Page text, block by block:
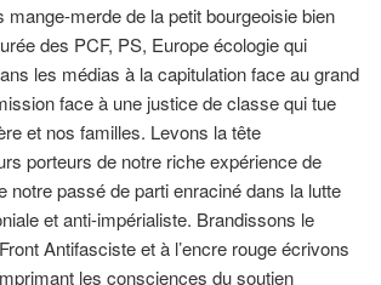
mange-merde de la petit bourgeoisie bien
des PCF, PS, Europe écologie qui
les médias à la capitulation face au grand
face à une justice de classe qui tue
et nos familles. Levons la tête
porteurs de notre riche expérience de
notre passé de parti enraciné dans la lutte
et anti-impérialiste. Brandissons le
Antifasciste et à l’encre rouge écrivons
les consciences du soutien